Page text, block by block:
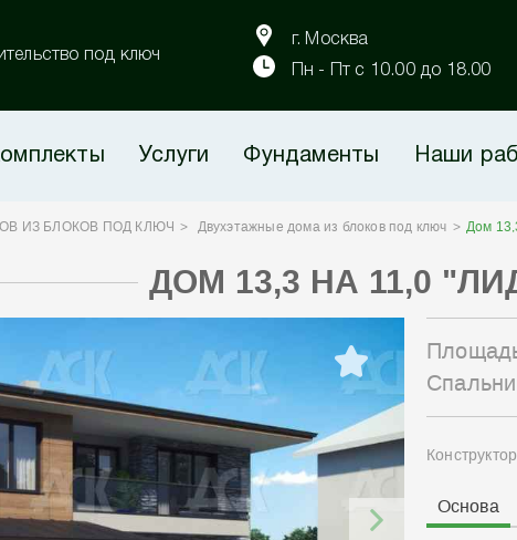
под ключ
г. Москва
Пн - Пт с 10.00 до 18.00
Услуги Фундаменты Наши
ИЗ БЛОКОВ ПОД КЛЮЧ Двухэтажные дома из блоков под ключ Дом
ДОМ 13,3 НА 11,0
Основа